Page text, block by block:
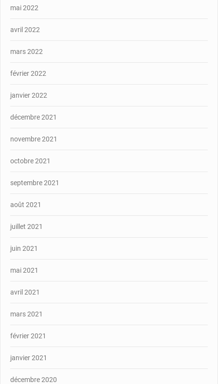
mai 2022
avril 2022
mars 2022
février 2022
janvier 2022
décembre 2021
novembre 2021
octobre 2021
septembre 2021
août 2021
juillet 2021
juin 2021
mai 2021
avril 2021
mars 2021
février 2021
janvier 2021
décembre 2020